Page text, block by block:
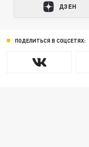
ДЗЕН
ПОДЕЛИТЬСЯ В СОЦСЕТЯХ: